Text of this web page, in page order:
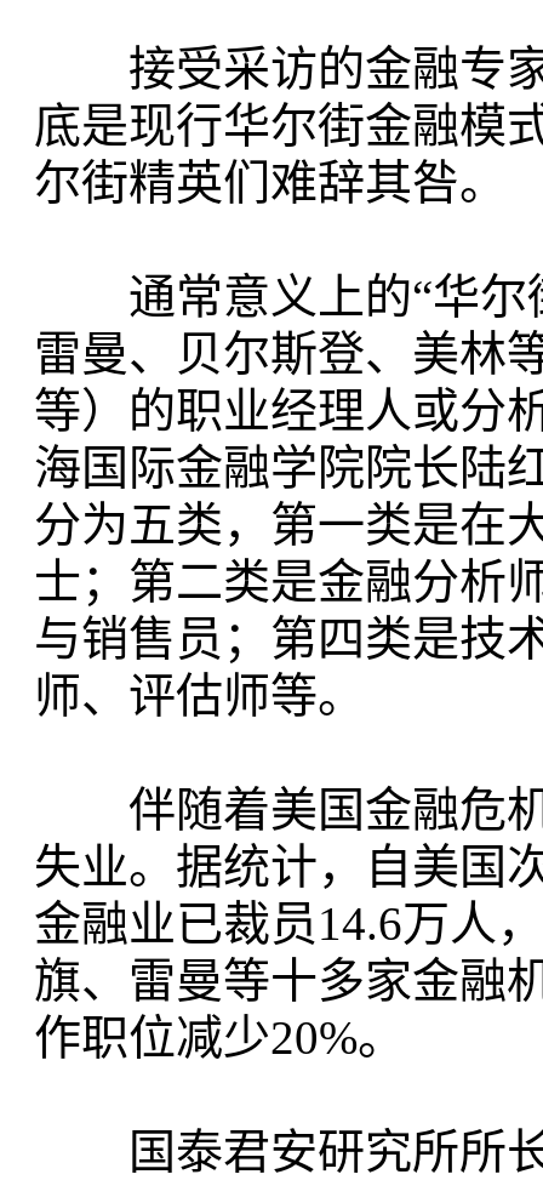
接受采访的金融专家
底是现行华尔街金融模
尔街精英们难辞其咎。
通常意义上的“华尔
雷曼、贝尔斯登、美林
等）的职业经理人或分
海国际金融学院院长陆
分为五类，第一类是在
士；第二类是金融分析
与销售员；第四类是技
师、评估师等。
伴随着美国金融危机
失业。据统计，自美国
金融业已裁员14.6万人
旗、雷曼等十多家金融
作职位减少20%。
国泰君安研究所所长